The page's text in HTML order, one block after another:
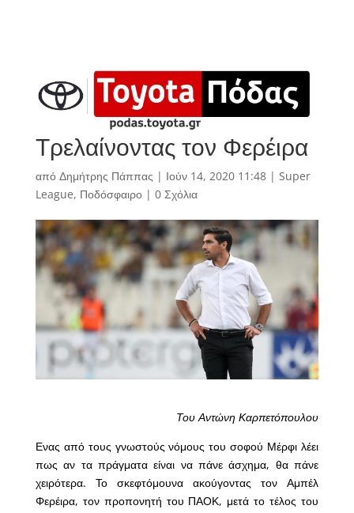
Τρελαίνοντας τον Φερέιρα
από Δημήτρης Πάππας | Ιούν 14, 2020 11:48| Super
League, Ποδόσφαιρο| 0 Σχόλια
Του Αντώνη Καρπετόπουλου
Ενας από τους γνωστούς νόμους του σοφού Μέρφι λέει
πως αν τα πράγματα είναι να πάνε άσχημα, θα πάνε
χειρότερα. Το σκεφτόμουνα ακούγοντας τον Αμπέλ
Φερέιρα, τον προπονητή του ΠΑΟΚ, μετά το τέλος του